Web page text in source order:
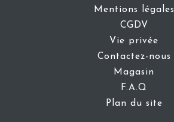
Mentions légales
CGDV
Vie privée
Contactez-nous
Magasin
F.A.Q
Plan du site